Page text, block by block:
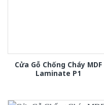
Cửa Gỗ Chống Cháy MDF
Laminate P1